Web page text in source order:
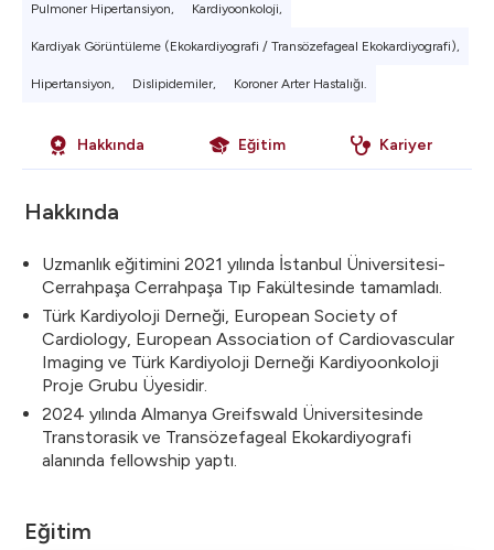
Pulmoner Hipertansiyon, Kardiyoonkoloji,
Kardiyak Görüntüleme (Ekokardiyografi / Transözefageal Ekokardiyografi),
Hipertansiyon, Dislipidemiler, Koroner Arter Hastalığı.
Hakkında Eğitim Kariyer
Hakkında
Uzmanlık eğitimini 2021 yılında İstanbul Üniversitesi-
Cerrahpaşa Cerrahpaşa Tıp Fakültesinde tamamladı.
Türk Kardiyoloji Derneği, European Society of
Cardiology, European Association of Cardiovascular
Imaging ve Türk Kardiyoloji Derneği Kardiyoonkoloji
Proje Grubu Üyesidir.
2024 yılında Almanya Greifswald Üniversitesinde
Transtorasik ve Transözefageal Ekokardiyografi
alanında fellowship yaptı.
Eğitim